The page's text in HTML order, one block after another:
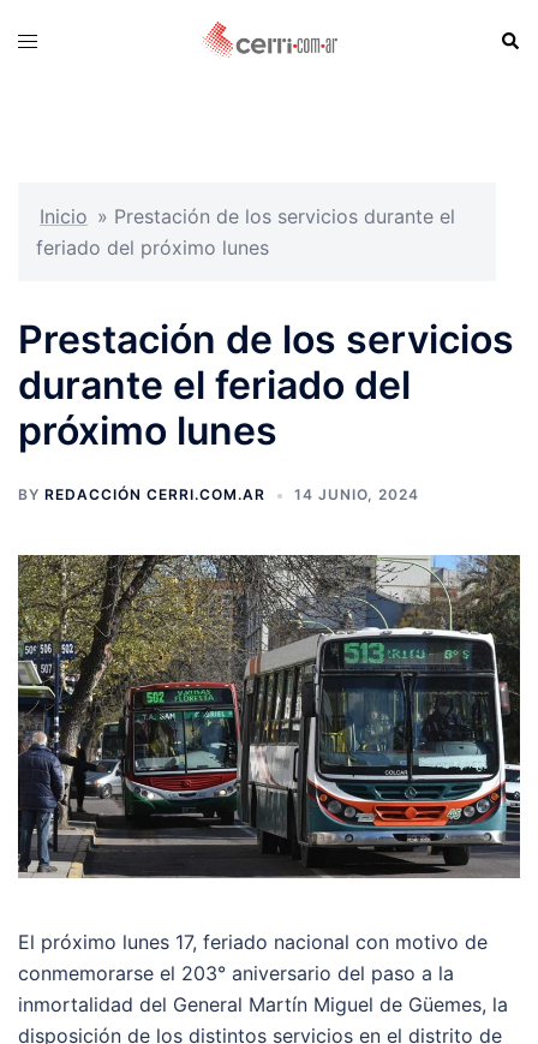
Toggle
Inicio » Prestación de los servicios durante el
feriado del próximo lunes
Prestación de los servicios
durante el feriado del
próximo lunes
BY REDACCIÓN CERRI.COM.AR 14 JUNIO, 2024
El próximo lunes 17, feriado nacional con motivo de
conmemorarse el 203° aniversario del paso a la
inmortalidad del General Martín Miguel de Güemes, la
disposición de los distintos servicios en el distrito de